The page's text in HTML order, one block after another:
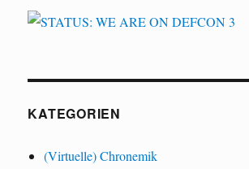
KATEGORIEN
(Virtuelle) Chronemik